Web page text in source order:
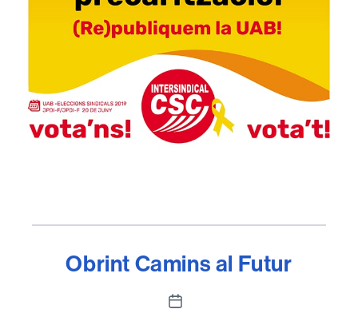
Obrint Camins al Futur
Data